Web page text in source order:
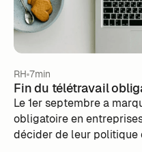
RH 7min
Fin du télétravail
Le 1er septembre a
obligatoire en
décider de leur politique